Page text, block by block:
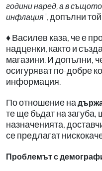
години наред, а в
инфлация", допълни
♦ Василев каза, че е
надценки, както и
магазини. И допълни,
осигуряват по-добре
информация.
По отношение на
те ще бъдат на загуба,
назначенията,
се предлагат
Проблемът с